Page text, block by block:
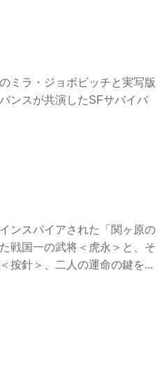
ミラ・ジョボビッチと実写版
ンスが共演したSFサバイバ
ンスパイアされた「関ヶ原の
戦国一の武将＜虎永＞と、そ
按針＞、二人の運命の鍵を...